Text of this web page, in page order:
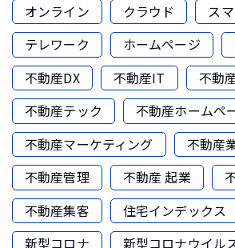
オンライン
クラウド
ス
テレワーク
ホームページ
不動産DX
不動産IT
不動
不動産テック
不動産ホームペ
不動産マーケティング
不動産
不動産管理
不動産 起業
不動産集客
住宅インデックス
新型コロナ
新型コロナウイル